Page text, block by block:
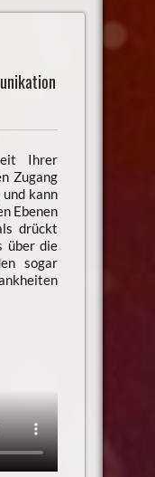
Ihrer
Zugang
kann
Ebenen
drückt
über die
sogar